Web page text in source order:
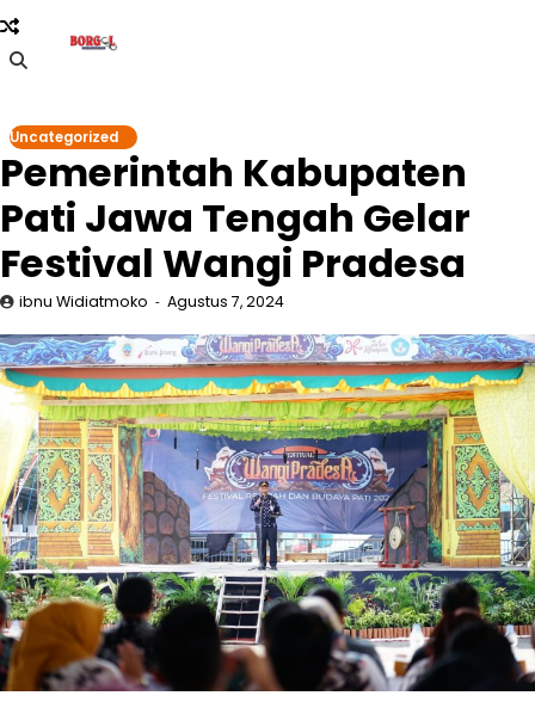
Skip
to
content
Uncategorized
Pemerintah Kabupaten
Pati Jawa Tengah Gelar
Festival Wangi Pradesa
ibnu Widiatmoko Agustus 7, 2024